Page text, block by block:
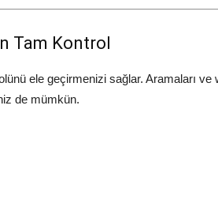
Tam Kontrol
ele geçirmenizi sağlar. Aramaları ve
de mümkün.